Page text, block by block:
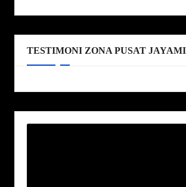
TESTIMONI ZONA PUSAT